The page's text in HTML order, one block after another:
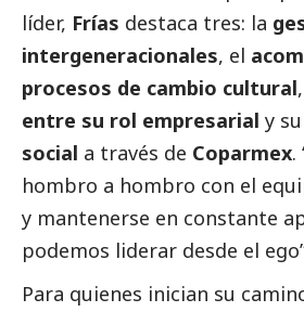
líder, Frías destaca tres: la
intergeneracionales, el
procesos de cambio cultural
entre su rol empresarial y su
social a través de Coparmex.
hombro a hombro con el
y mantenerse en constante
podemos liderar desde el
Para quienes inician su